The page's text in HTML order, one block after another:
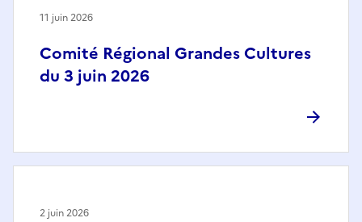
Comité Régional Grandes Cultures
du 3 juin 2026
11 juin 2026
2 juin 2026